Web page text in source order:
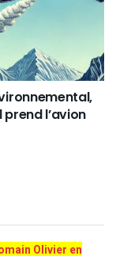
l’avion
Olivier en